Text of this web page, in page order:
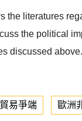
the literatures
the political
discussed
易爭端 歐洲